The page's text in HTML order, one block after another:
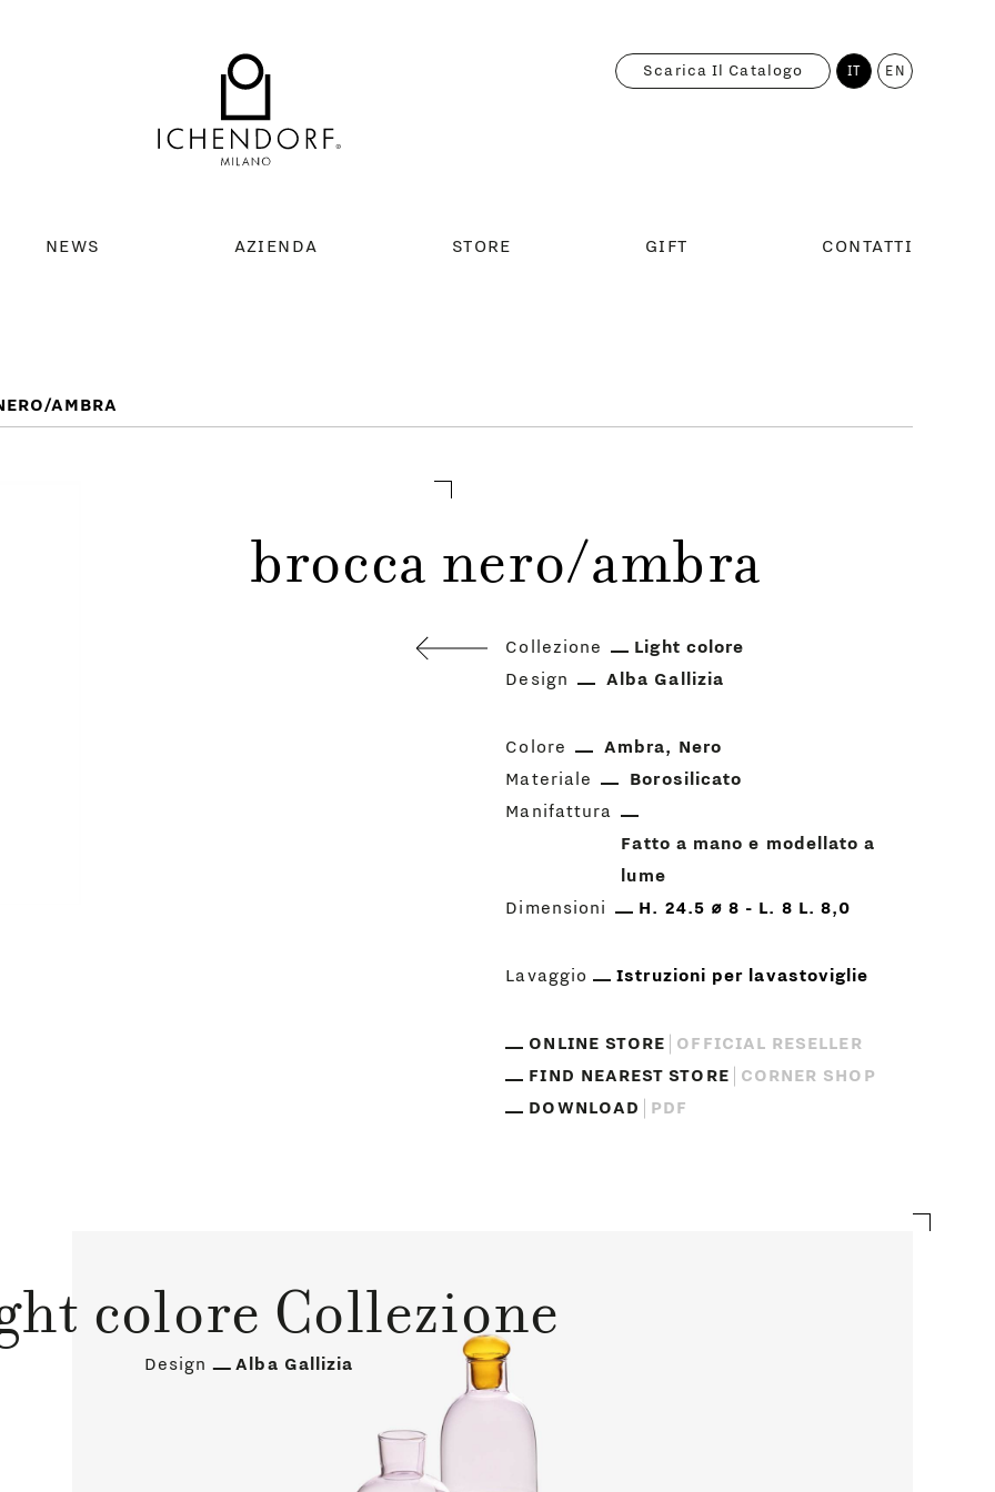
NEWS AZIENDA STORE GIFT CONTATTI
IT EN
Scarica Il Catalogo
AMBRA
brocca nero/ambra
Collezione
Light colore
Design
Alba Gallizia
Colore Ambra
Nero
Materiale
Borosilicato
Manifattura
Fatto a mano e modellato a
lume
Dimensioni
H. 24.5 ⌀ 8 - L. 8 L. 8,0
Lavaggio Istruzioni per lavastoviglie
ONLINE STORE
OFFICIAL RESELLER
FIND NEAREST STORE
CORNER SHOP
DOWNLOAD
PDF
colore Collezione
Design Alba Gallizia